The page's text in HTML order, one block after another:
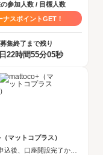
参加人数 / 目標人数
ナスポイントGET！
募集終了まで残り
22時間55分04秒
マットコプラス）